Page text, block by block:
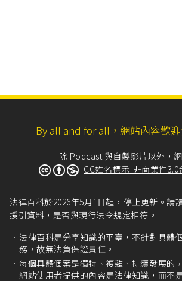
By all and for all，網站內容歡迎
除 Podcast 與自製影片以外，
CC姓名標示-非商業性3.0
法律百科於2026年5月1日起，停止更新。請
援引資料，是否與現行法令規定相符。
法律百科是分享知識的平臺，不針對具體
務，故無法負保證責任。
每個具體個案是獨特、複雜、持續發展的
網站使用者提供的內容是法律知識，而不